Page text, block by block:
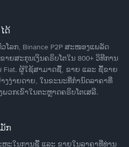
ດ້
ໂລກ, Binance P2P ສະໜອງແພລັດ
ຍສະກຸນເງິນຄຣິບໂຕໃນ 800+ ວິທີການ
Fiat. ຜູ້ໃຊ້ສາມາດຊື້, ຂາຍ ແລະ ຊື້ຂາຍ
ງງ່າຍດາຍ, ໃນຂະນະທີ່ກໍານົດລາຄາທີ່
ວກເຂົາໃນຕະຫຼາດຄຣິບໂຕເສລີ.
ກ
ະໃນການຊື້ ແລະ ຂາຍໃນລາຄາທີ່ທ່ານ